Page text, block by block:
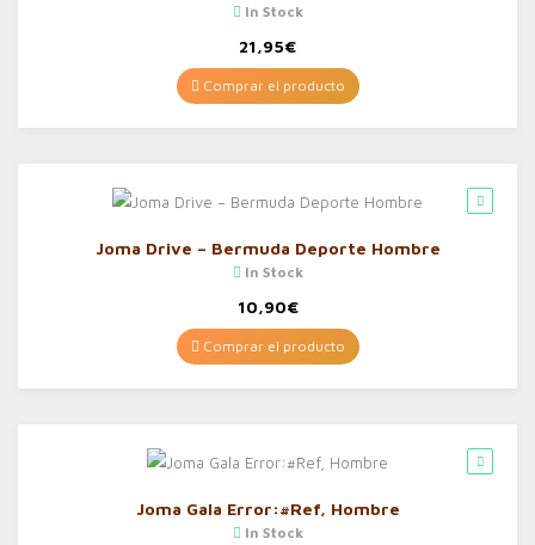
In Stock
21,95€
Comprar el producto
Joma Drive – Bermuda Deporte Hombre
In Stock
10,90€
Comprar el producto
Joma Gala Error:#Ref, Hombre
In Stock